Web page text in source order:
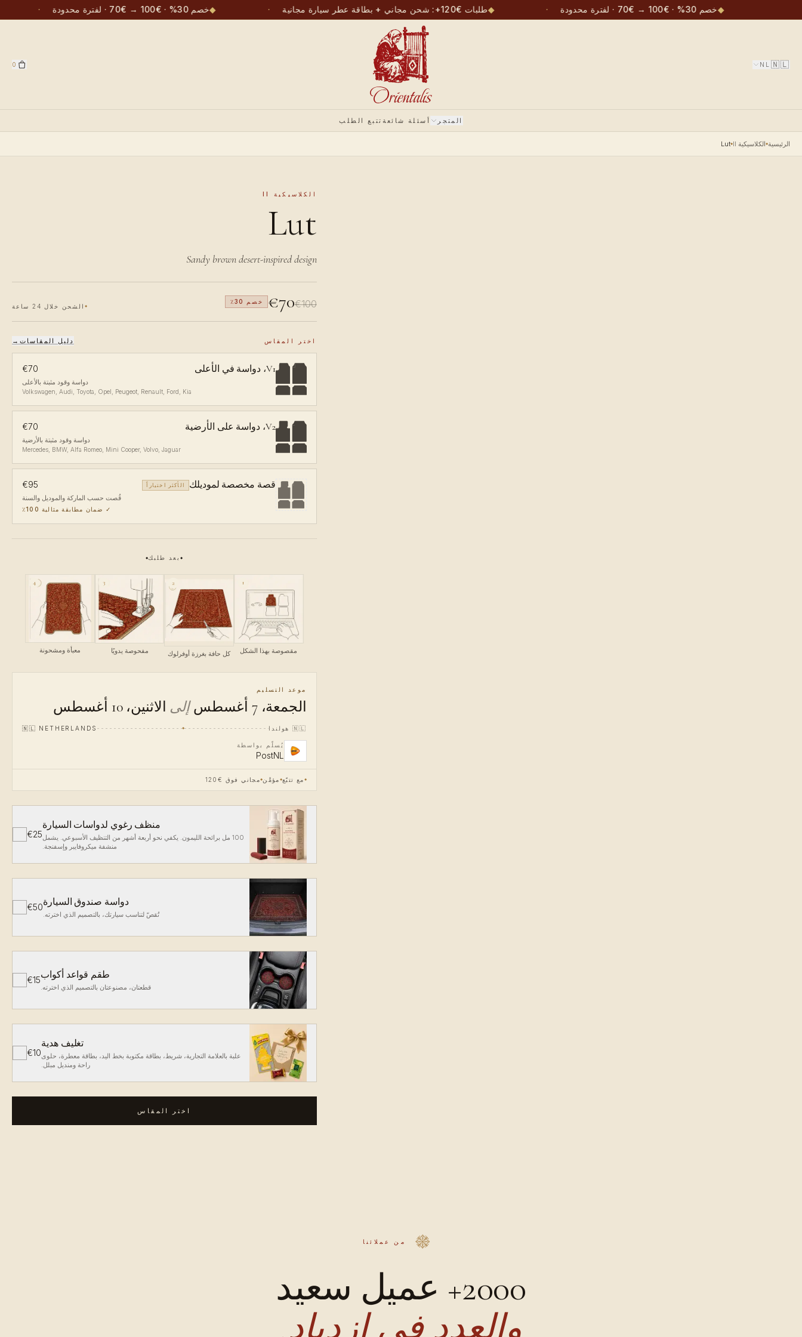
◆خصم 30% · €100 → €70 · لفترة محدودة ◆طلبات €120+: شحن مجاني + بطاقة عطر سيارة مجانية ◆خصم 30% · €100 → €70 · لفترة محدودة
🇳🇱
NL
0
المتجر أسئلة شائعة تتبع الطلب
الرئيسية الكلاسيكية II Lut
الكلاسيكية II
Lut
Sandy brown desert-inspired design
€100
€70 خصم 30٪
الشحن خلال 24 ساعة
اختر المقاس دليل المقاسات→
V1، دواسة في الأعلى €70
دواسة وقود مثبتة بالأعلى
Volkswagen, Audi, Toyota, Opel, Peugeot, Renault, Ford, Kia
V2، دواسة على الأرضية €70
دواسة وقود مثبتة بالأرضية
Mercedes, BMW, Alfa Romeo, Mini Cooper, Volvo, Jaguar
قصة مخصصة لموديلك الأكثر اختياراً €95
قُصت حسب الماركة والموديل والسنة
✓ ضمان مطابقة مثالية 100٪
بعد طلبك
1
مقصوصة بهذا الشكل
2
كل حافة بغرزة أوفرلوك
3
مفحوصة يدويًا
4
معبأة ومشحونة
موعد التسليم
الجمعة، 7 أغسطس إلى الاثنين، 10 أغسطس
🇳🇱 هولندا 🇳🇱 NETHERLANDS
يُسلّم بواسطة
PostNL
مع تتبّع مؤمَّن مجاني فوق €120
منظف رغوي لدواسات السيارة
100 مل برائحة الليمون. يكفي نحو أربعة أشهر من التنظيف الأسبوعي. يشمل
منشفة ميكروفايبر وإسفنجة.
€25
دواسة صندوق السيارة
تُقصّ لتناسب سيارتك، بالتصميم الذي اخترته.
€50
طقم قواعد أكواب
قطعتان، مصنوعتان بالتصميم الذي اخترته.
€15
تغليف هدية
علبة بالعلامة التجارية، شريط، بطاقة مكتوبة بخط اليد، بطاقة معطرة، حلوى
راحة ومنديل مبلل.
€10
اختر المقاس
من عملائنا
2000+ عميل سعيد
والعدد في ازدياد.